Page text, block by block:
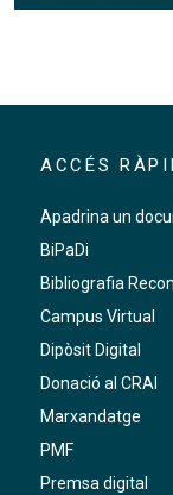
ACCÉS
Apadrina un
BiPaDi
Bibliografia
Campus Virtual
Dipòsit Digital
Donació al CRAI
Marxandatge
PMF
Premsa digital